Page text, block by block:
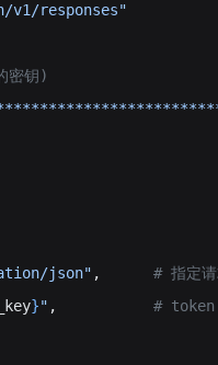
v1/responses"
密钥)
json" , # 指定
}" , # token